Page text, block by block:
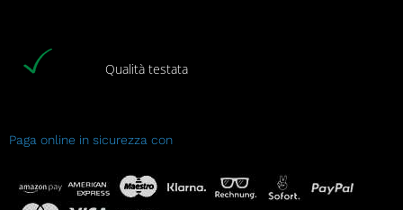
Qualità testata
Paga online in sicurezza con